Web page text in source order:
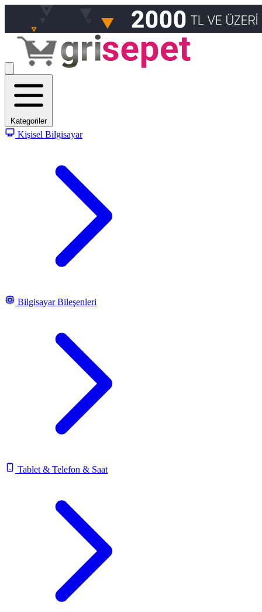
Kategoriler
Kişisel Bilgisayar
Bilgisayar Bileşenleri
Tablet & Telefon & Saat